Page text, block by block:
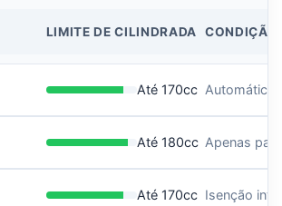
LIMITE DE CILINDRADA CONDIÇÃO
Até 170cc Automática
Até 180cc Apenas
Até 170cc Isenção